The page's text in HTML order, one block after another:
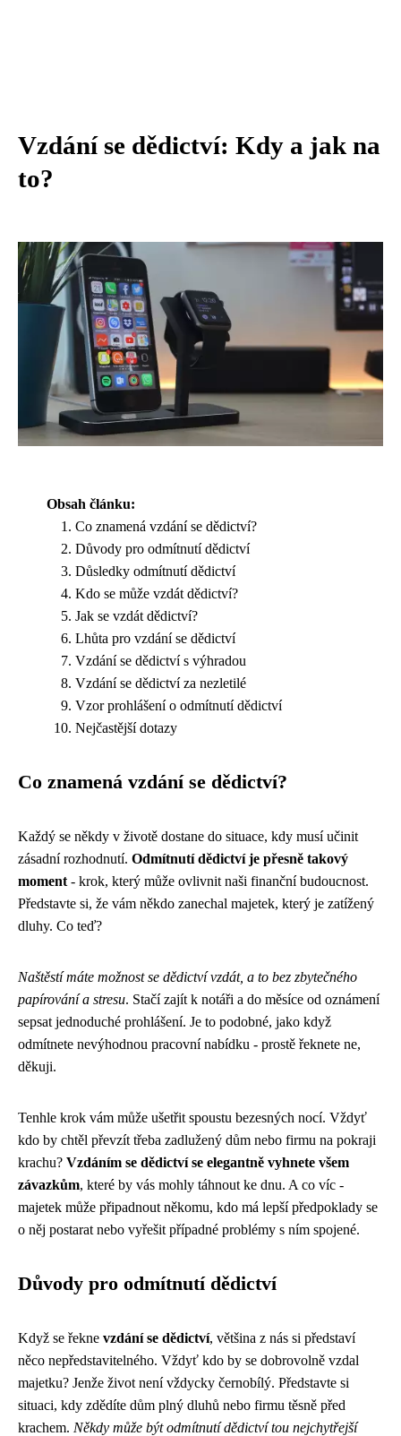
Vzdání se dědictví: Kdy a jak na
to?
Obsah článku:
Co znamená vzdání se dědictví?
Důvody pro odmítnutí dědictví
Důsledky odmítnutí dědictví
Kdo se může vzdát dědictví?
Jak se vzdát dědictví?
Lhůta pro vzdání se dědictví
Vzdání se dědictví s výhradou
Vzdání se dědictví za nezletilé
Vzor prohlášení o odmítnutí dědictví
Nejčastější dotazy
Co znamená vzdání se dědictví?
Každý se někdy v životě dostane do situace, kdy musí učinit
zásadní rozhodnutí. Odmítnutí dědictví je přesně takový
moment- krok, který může ovlivnit naši finanční budoucnost.
Představte si, že vám někdo zanechal majetek, který je zatížený
dluhy. Co teď?
Naštěstí máte možnost se dědictví vzdát, a to bez zbytečného
papírování a stresu. Stačí zajít k notáři a do měsíce od oznámení
sepsat jednoduché prohlášení. Je to podobné, jako když
odmítnete nevýhodnou pracovní nabídku - prostě řeknete ne,
děkuji.
Tenhle krok vám může ušetřit spoustu bezesných nocí. Vždyť
kdo by chtěl převzít třeba zadlužený dům nebo firmu na pokraji
krachu? Vzdáním se dědictví se elegantně vyhnete všem
závazkům, které by vás mohly táhnout ke dnu. A co víc -
majetek může připadnout někomu, kdo má lepší předpoklady se
o něj postarat nebo vyřešit případné problémy s ním spojené.
Důvody pro odmítnutí dědictví
Když se řekne vzdání se dědictví, většina z nás si představí
něco nepředstavitelného. Vždyť kdo by se dobrovolně vzdal
majetku? Jenže život není vždycky černobílý. Představte si
situaci, kdy zdědíte dům plný dluhů nebo firmu těsně před
krachem. Někdy může být odmítnutí dědictví tou nejchytřejší